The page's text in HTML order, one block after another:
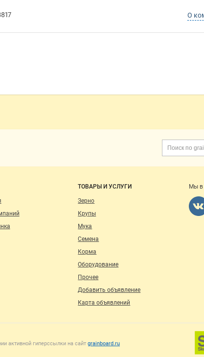
О
ТОВАРЫ И УСЛУГИ
Зерно
Крупы
Мука
Семена
Корма
Оборудование
Прочее
Добавить объявление
Карта объявлений
Мы в
активной гиперссылки на сайт grainboard.ru